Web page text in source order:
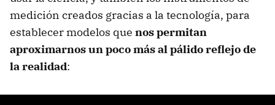
medición creados gracias a la tecnología, para
establecer modelos que nos permitan
aproximarnos un poco más al pálido reflejo de
la realidad: